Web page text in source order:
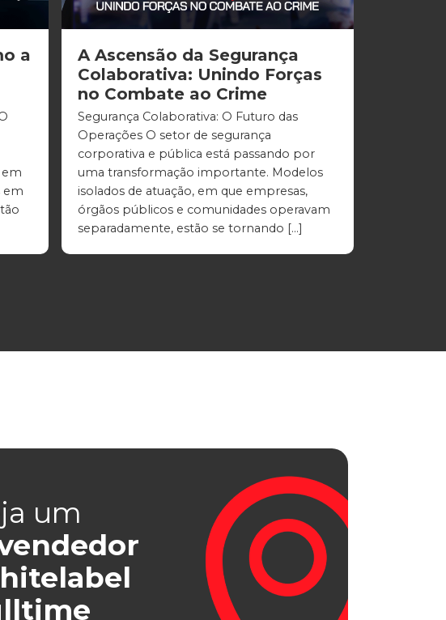
a
em
em
A Ascensão da Segurança
Colaborativa: Unindo Forças
no Combate ao Crime
Segurança Colaborativa: O Futuro das
Operações O setor de segurança
corporativa e pública está passando por
uma transformação importante. Modelos
isolados de atuação, em que empresas,
órgãos públicos e comunidades operavam
separadamente, estão se tornando […]
um